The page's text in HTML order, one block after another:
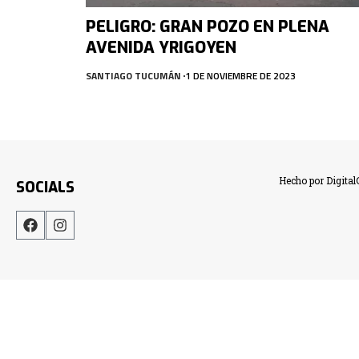
PELIGRO: GRAN POZO EN PLENA
AVENIDA YRIGOYEN
SANTIAGO TUCUMÁN 1 DE NOVIEMBRE DE 2023
SOCIALS Hecho por